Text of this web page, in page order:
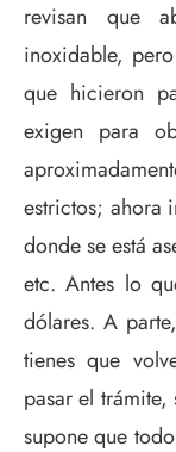
revisan que
inoxidable,
que hicieron
exigen para
estrictos; ahora
donde se está
etc. Antes lo
dólares. A
tienes que
pasar el
supone que